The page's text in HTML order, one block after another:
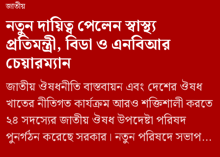
জাতীয়
নতুন দায়িত্ব পেলেন স্বাস্থ্য
প্রতিমন্ত্রী, বিডা ও এনবিআর
চেয়ারম্যান
জাতীয় ঔষধনীতি বাস্তবায়ন এবং দেশের ঔষধ
খাতের নীতিগত কার্যক্রম আরও শক্তিশালী করতে
২৪ সদস্যের জাতীয় ঔষধ উপদেষ্টা পরিষদ
পুনর্গঠন করেছে সরকার। নতুন পরিষদে সভাপতি